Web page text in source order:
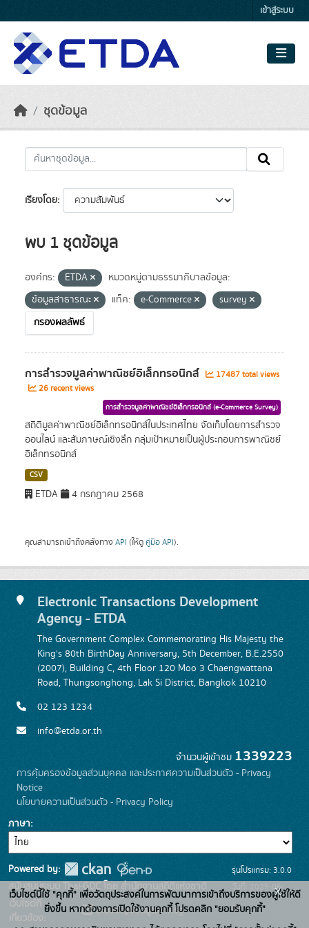
เข้าสู่ระบบ
ชุดข้อมูล
เรียงโดย
พบ 1 ชุดข้อมูล
องค์กร: ETDA
หมวดหมู่ตามธรรมาภิบาลข้อมูล:
ข้อมูลสาธารณะ
แท็ค: e-Commerce
survey
กรองผลลัพธ์
การสำรวจมูลค่าพาณิชย์อิเล็กทรอนิกส์
17487 total views
26 recent views
การสำรวจมูลค่าพาณิชย์อิเล็กทรอนิกส์ (e-Commerce Survey)
สถิติมูลค่าพาณิชย์อิเล็กทรอนิกส์ในประเทศไทย จัดเก็บโดยการสำรวจ
ออนไลน์ และสัมภาษณ์เชิงลึก กลุ่มเป้าหมายเป็นผู้ประกอบการพาณิชย์
อิเล็กทรอนิกส์
CSV
ETDA 4 กรกฎาคม 2568
คุณสามารถเข้าถึงคลังทาง API (ให้ดู คู่มือ API).
Electronic Transactions Development
Agency - ETDA
The Government Complex Commemorating His Majesty the
King's 80th BirthDay Anniversary, 5th December, B.E.2550
(2007), Building C, 4th Floor 120 Moo 3 Chaengwattana
Road, Thungsonghong, Lak Si District, Bangkok 10210
02 123 1234
info@etda.or.th
จำนวนผู้เข้าชม 1339223
การคุ้มครองข้อมูลส่วนบุคคล และประกาศความเป็นส่วนตัว - Privacy
Notice
นโยบายความเป็นส่วนตัว - Privacy Policy
ภาษา
Powered by:
สนับสนุนระบบ Thai-GDC โดย สำนักงานสถิติแห่งชาติ
เว็บไซต์ที่
เกี่ยวข้อง:
ระบบบัญชีข้อมูลภาครัฐ
รุ่นโปรแกรม: 3.0.0
วันที่: 2025-06-
26
เว็บไซต์นี้ใช้ "คุกกี้" เพื่อวัตถุประสงค์ในการพัฒนาการเข้าถึงบริการของผู้ใช้ให้ดี
ยิ่งขึ้น หากต้องการเปิดใช้งานคุกกี้ โปรดคลิก "ยอมรับคุกกี้"
x